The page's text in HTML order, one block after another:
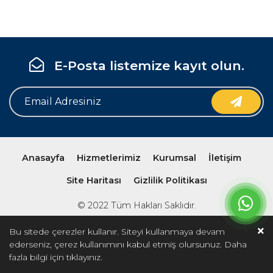
E-Posta listemize kayıt olun.
Anasayfa Hizmetlerimiz Kurumsal İletişim
Site Haritası Gizlilik Politikası
© 2022 Tüm Hakları Saklıdır.
Bu sitede çerezler kullanır. Siteyi kullanmaya devam
ederseniz, çerez kullanımını kabul etmiş olursunuz. Daha
fazla bilgi içintıklayınız.